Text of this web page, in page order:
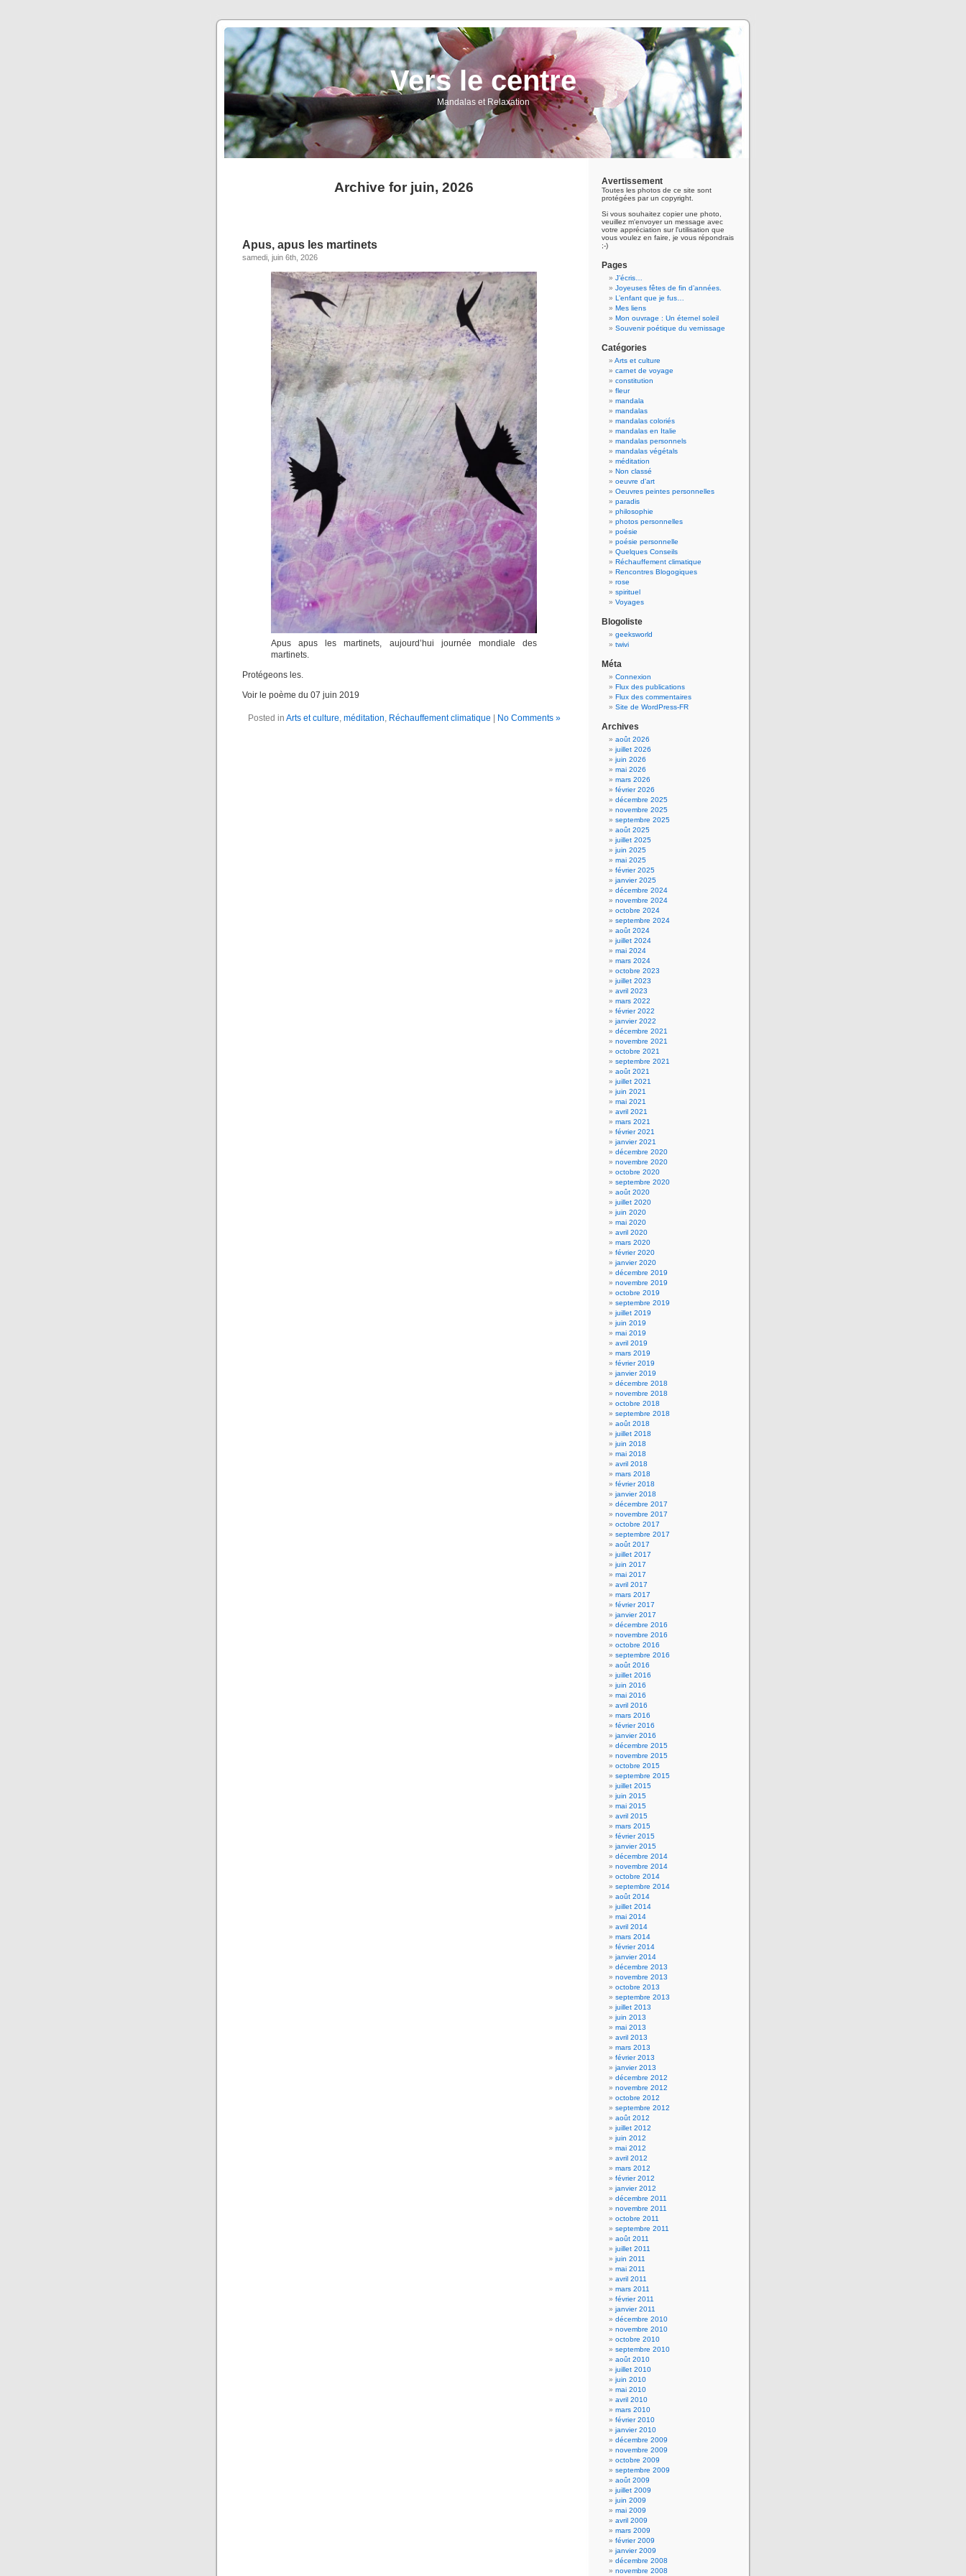
Vers le centre
Mandalas et Relaxation
Archive for juin, 2026
Apus, apus les martinets
samedi, juin 6th, 2026
Apus apus les martinets, aujourd’hui journée mondiale des
martinets.
Protégeons les.
Voir le poème du 07 juin 2019
Posted in Arts et culture, méditation, Réchauffement climatique No Comments »
Avertissement
Toutes les photos de ce site sont
protégées par un copyright.
Si vous souhaitez copier une photo,
veuillez m'envoyer un message avec
votre appréciation sur l'utilisation que
vous voulez en faire, je vous répondrais
;-)
Pages
J’écris…
Joyeuses fêtes de fin d’années.
L’enfant que je fus…
Mes liens
Mon ouvrage : Un éternel soleil
Souvenir poétique du vernissage
Catégories
Arts et culture
carnet de voyage
constitution
fleur
mandala
mandalas
mandalas coloriés
mandalas en Italie
mandalas personnels
mandalas végétals
méditation
Non classé
oeuvre d'art
Oeuvres peintes personnelles
paradis
philosophie
photos personnelles
poésie
poésie personnelle
Quelques Conseils
Réchauffement climatique
Rencontres Blogogiques
rose
spirituel
Voyages
Blogoliste
geeksworld
twivi
Méta
Connexion
Flux des publications
Flux des commentaires
Site de WordPress-FR
Archives
août 2026
juillet 2026
juin 2026
mai 2026
mars 2026
février 2026
décembre 2025
novembre 2025
septembre 2025
août 2025
juillet 2025
juin 2025
mai 2025
février 2025
janvier 2025
décembre 2024
novembre 2024
octobre 2024
septembre 2024
août 2024
juillet 2024
mai 2024
mars 2024
octobre 2023
juillet 2023
avril 2023
mars 2022
février 2022
janvier 2022
décembre 2021
novembre 2021
octobre 2021
septembre 2021
août 2021
juillet 2021
juin 2021
mai 2021
avril 2021
mars 2021
février 2021
janvier 2021
décembre 2020
novembre 2020
octobre 2020
septembre 2020
août 2020
juillet 2020
juin 2020
mai 2020
avril 2020
mars 2020
février 2020
janvier 2020
décembre 2019
novembre 2019
octobre 2019
septembre 2019
juillet 2019
juin 2019
mai 2019
avril 2019
mars 2019
février 2019
janvier 2019
décembre 2018
novembre 2018
octobre 2018
septembre 2018
août 2018
juillet 2018
juin 2018
mai 2018
avril 2018
mars 2018
février 2018
janvier 2018
décembre 2017
novembre 2017
octobre 2017
septembre 2017
août 2017
juillet 2017
juin 2017
mai 2017
avril 2017
mars 2017
février 2017
janvier 2017
décembre 2016
novembre 2016
octobre 2016
septembre 2016
août 2016
juillet 2016
juin 2016
mai 2016
avril 2016
mars 2016
février 2016
janvier 2016
décembre 2015
novembre 2015
octobre 2015
septembre 2015
juillet 2015
juin 2015
mai 2015
avril 2015
mars 2015
février 2015
janvier 2015
décembre 2014
novembre 2014
octobre 2014
septembre 2014
août 2014
juillet 2014
mai 2014
avril 2014
mars 2014
février 2014
janvier 2014
décembre 2013
novembre 2013
octobre 2013
septembre 2013
juillet 2013
juin 2013
mai 2013
avril 2013
mars 2013
février 2013
janvier 2013
décembre 2012
novembre 2012
octobre 2012
septembre 2012
août 2012
juillet 2012
juin 2012
mai 2012
avril 2012
mars 2012
février 2012
janvier 2012
décembre 2011
novembre 2011
octobre 2011
septembre 2011
août 2011
juillet 2011
juin 2011
mai 2011
avril 2011
mars 2011
février 2011
janvier 2011
décembre 2010
novembre 2010
octobre 2010
septembre 2010
août 2010
juillet 2010
juin 2010
mai 2010
avril 2010
mars 2010
février 2010
janvier 2010
décembre 2009
novembre 2009
octobre 2009
septembre 2009
août 2009
juillet 2009
juin 2009
mai 2009
avril 2009
mars 2009
février 2009
janvier 2009
décembre 2008
novembre 2008